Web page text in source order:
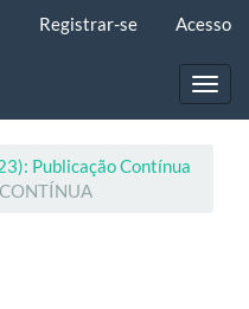
Registrar-se Acesso
Publicação Contínua